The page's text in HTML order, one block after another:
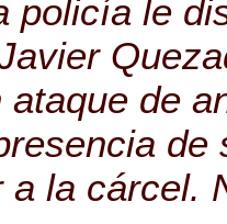
policía le
de
de
a la cárcel.